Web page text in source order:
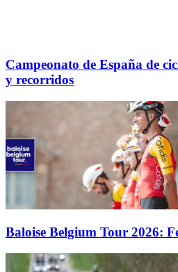
Campeonato de España de
y recorridos
Baloise Belgium Tour 2026: